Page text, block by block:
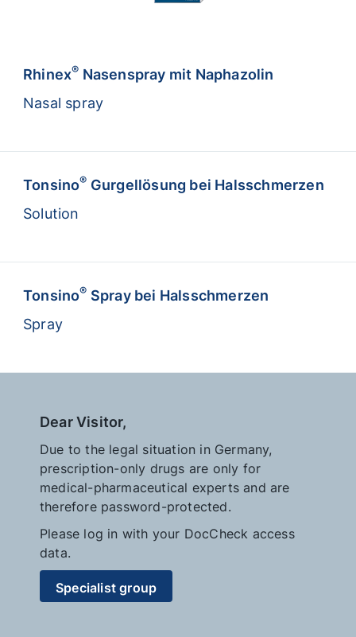
Rhinex® Nasenspray mit Naphazolin
Nasal spray
Tonsino® Gurgellösung bei Halsschmerzen
Solution
Tonsino® Spray bei Halsschmerzen
Spray
Dear Visitor,
Due to the legal situation in Germany,
prescription-only drugs are only for
medical-pharmaceutical experts and are
therefore password-protected.
Please log in with your DocCheck access
data.
Specialist group